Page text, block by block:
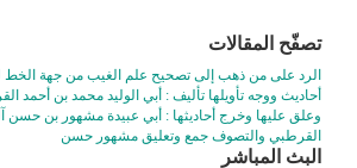
تصفّح المقالات
الرد على من ذهب إلى تصحيح علم الغيب من جهة الخط
أحاديث ووجه تأويلها تأليف : أبي الوليد محمد بن أحمد
وعلق عليها وخرج أحاديثها : أبي عبيدة مشهور بن حسن
القرطبي والتصوف جمع وتعليق مشهور حسن
البث المباشر